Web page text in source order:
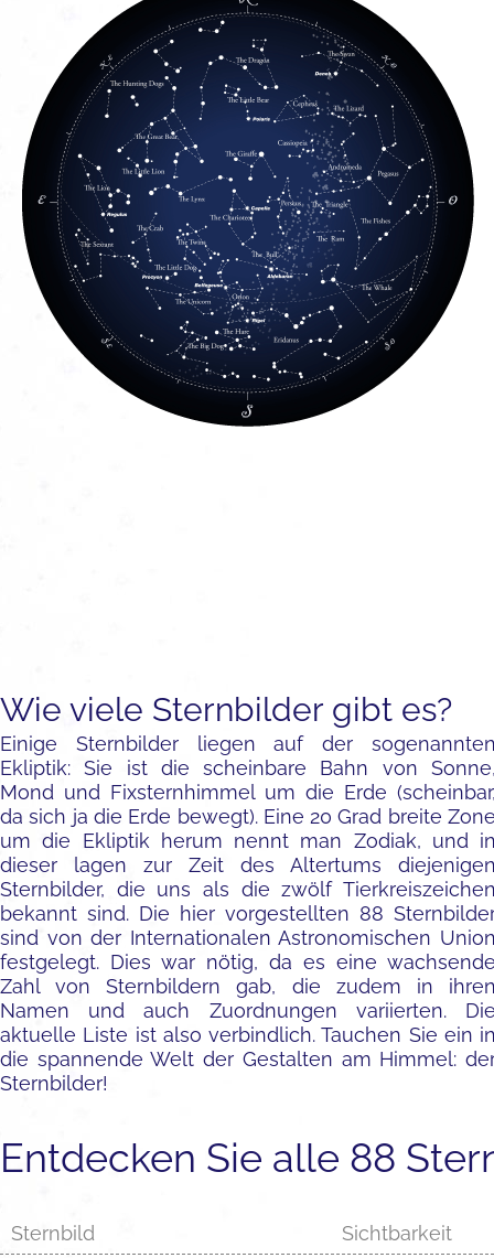
Wie viele Sternbilder gibt es?
Einige Sternbilder liegen auf der
Ekliptik: Sie ist die scheinbare Bahn von
Mond und Fixsternhimmel um die Erde
da sich ja die Erde bewegt). Eine 20 Grad breite
um die Ekliptik herum nennt man Zodiak, und
dieser lagen zur Zeit des Altertums
Sternbilder, die uns als die zwölf
bekannt sind. Die hier vorgestellten 88
sind von der Internationalen Astronomischen
festgelegt. Dies war nötig, da es eine
Zahl von Sternbildern gab, die zudem in
Namen und auch Zuordnungen variierten.
aktuelle Liste ist also verbindlich. Tauchen Sie ein
die spannende Welt der Gestalten am Himmel:
Sternbilder!
Entdecken Sie alle 88
Sternbild Sichtbarkeit